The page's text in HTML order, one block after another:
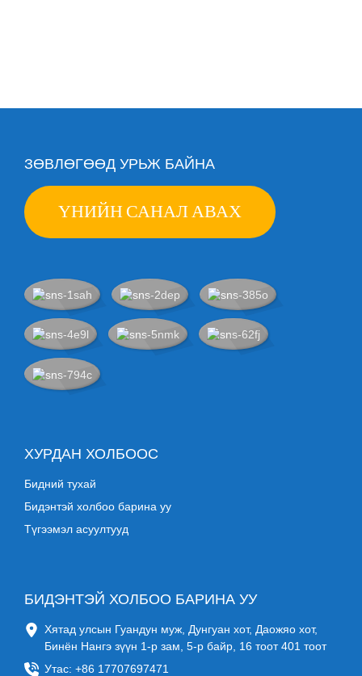
ЗӨВЛӨГӨӨД УРЬЖ БАЙНА
ҮНИЙН САНАЛ АВАХ
ХУРДАН ХОЛБООС
Бидний тухай
Бидэнтэй холбоо барина уу
Түгээмэл асуултууд
БИДЭНТЭЙ ХОЛБОО БАРИНА УУ
Хятад улсын Гуандун муж, Дунгуан хот, Даожяо хот,
Бинён Нангэ зүүн 1-р зам, 5-р байр, 16 тоот 401 тоот
Утас: +86 17707697471